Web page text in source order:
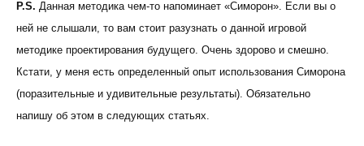
P.S. Данная методика чем-то напоминает «Симорон». Если вы о
ней не слышали, то вам стоит разузнать о данной игровой
методике проектирования будущего. Очень здорово и смешно.
Кстати, у меня есть определенный опыт использования Симорона
(поразительные и удивительные результаты). Обязательно
напишу об этом в следующих статьях.